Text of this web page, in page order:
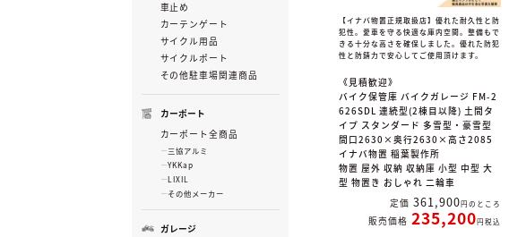
【イナバ物置正規取扱店】優れた耐久性と防
犯性。愛車を守る快適な庫内空間。整備もで
きる十分な高さを確保しました。優れた防犯
性と防錆力で安心してご使用頂けます。
《見積歓迎》
バイク保管庫 バイクガレージ FM-2
626SDL 連続型(2棟目以降) 土間タ
イプ スタンダード 多雪型・豪雪型
間口2630×奥行2630×高さ2085
イナバ物置 稲葉製作所
物置 屋外 収納 収納庫 小型 中型 大
型 物置き おしゃれ 二輪車
定価 361,900 のところ
販売価格 235,200 税込
車止め
カーテンゲート
サイクル用品
サイクルポート
その他駐車場関連商品
カーポート
カーポート全商品
三協アルミ
YKKap
LIXIL
その他メーカー
ガレージ